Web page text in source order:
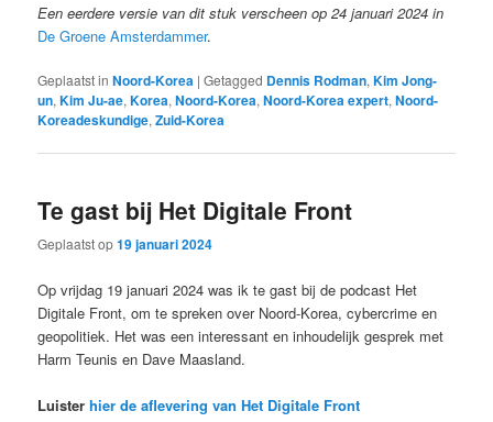
Een eerdere versie van dit stuk verscheen op 24 januari 2024 in
De Groene Amsterdammer.
Geplaatst in Noord-Korea |Getagged Dennis Rodman,Kim Jong-
un,Kim Ju-ae,Korea,Noord-Korea,Noord-Korea expert,Noord-
Koreadeskundige,Zuid-Korea
Te gast bij Het Digitale Front
Geplaatst op19 januari 2024
Op vrijdag 19 januari 2024 was ik te gast bij de podcast Het
Digitale Front, om te spreken over Noord-Korea, cybercrime en
geopolitiek. Het was een interessant en inhoudelijk gesprek met
Harm Teunis en Dave Maasland.
Luisterhier de aflevering van Het Digitale Front